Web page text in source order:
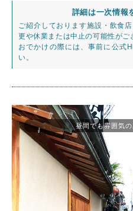
詳細は一次情報
ご紹介しております施設・飲食
更や休業または中止の可能性がご
おでかけの際には、事前に公式
い。
昼間でも雰囲気